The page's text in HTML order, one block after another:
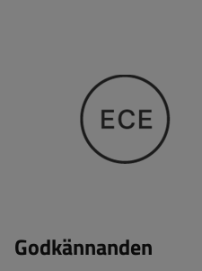
Godkännanden